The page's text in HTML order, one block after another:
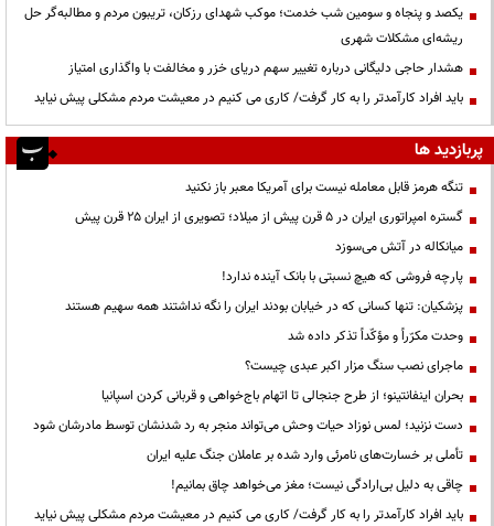
یکصد و پنجاه و سومین شب خدمت؛ موکب شهدای رزکان، تریبون مردم و مطالبه‌گر حل
ریشه‌ای مشکلات شهری
هشدار حاجی دلیگانی درباره تغییر سهم دریای خزر و مخالفت با واگذاری امتیاز
باید افراد کارآمدتر را به کار گرفت/ کاری می کنیم در معیشت مردم مشکلی پیش نیاید
پربازدید ها
تنگه هرمز قابل معامله نیست برای آمریکا معبر باز نکنید
گستره امپراتوری ایران در ۵ قرن پیش از میلاد؛ تصویری از ایران ۲۵ قرن پیش
میانکاله در آتش می‌سوزد
پارچه فروشی که هیچ نسبتی با بانک آینده ندارد!
پزشکیان: تنها کسانی که در خیابان بودند ایران را نگه نداشتند همه سهیم هستند
وحدت مکرّراً و مؤکّداً تذکر داده شد
ماجرای نصب سنگ مزار اکبر عبدی چیست؟
بحران اینفانتینو؛ از طرح جنجالی تا اتهام باج‌خواهی و قربانی کردن اسپانیا
دست نزنید؛ لمس نوزاد حیات وحش می‌تواند منجر به رد شدنشان توسط مادرشان شود
تأملی بر خسارت‌های نامرئی وارد شده بر عاملان جنگ علیه ایران
چاقی به دلیل بی‌ارادگی نیست؛ مغز می‌خواهد چاق بمانیم!
باید افراد کارآمدتر را به کار گرفت/ کاری می کنیم در معیشت مردم مشکلی پیش نیاید